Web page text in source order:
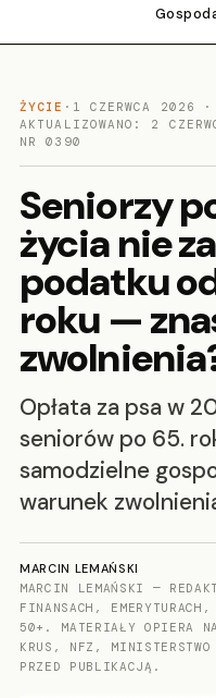
ŻYCIE · 1 CZERWCA 2026
AKTUALIZOWANO: 2
NR 0390
Seniorzy
życia nie
podatku
roku —
Opłata za psa w
seniorów po 65.
samodzielne
warunek
MARCIN LEMAŃSKI
MARCIN LEMAŃSKI —
FINANSACH,
50+. MATERIAŁY OPIERA
KRUS, NFZ,
PRZED PUBLIKACJĄ.